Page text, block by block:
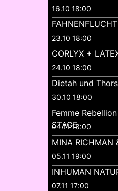
16.10 18:00
23.10 18:00
CORLYX +
24.10 18:00
Dietah und
30.10 18:00
Femme
STAGE
04.11 18:00
MINA
05.11 19:00
INHUMAN
07.11 17:00